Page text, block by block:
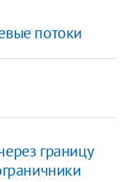
потоки
границу